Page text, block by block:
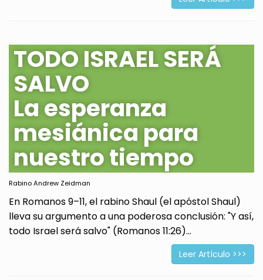
TODO ISRAEL SERÁ
SALVO
La esperanza
mesiánica para
nuestro tiempo
Rabino Andrew Zeidman
En Romanos 9–11, el rabino Shaul (el apóstol Shaul)
lleva su argumento a una poderosa conclusión: "Y así,
todo Israel será salvo" (Romanos 11:26)...
Leer Artículo >>>